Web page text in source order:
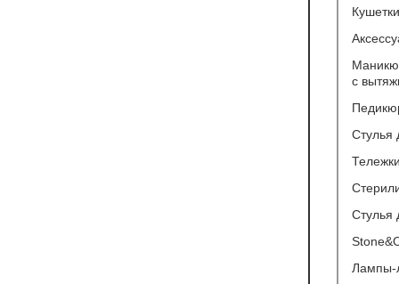
с
Стулья
Стулья
Лампы-